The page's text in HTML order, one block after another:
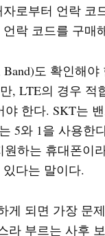
로부터 언락 코
락 코드를 구매
도 확인해야
, LTE의 경우 적
야 한다. SKT는
5와 1을 사용한
원하는 휴대폰이
다는 말이다.
게 되면 가장 문
라 부르는 사후